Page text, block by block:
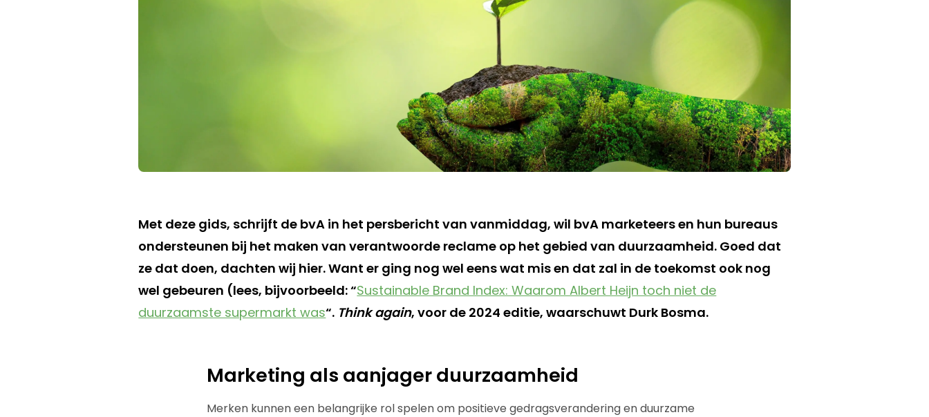
Met deze gids, schrijft de bvA in het persbericht van vanmiddag, wil bvA marketeers en hun bureaus
ondersteunen bij het maken van verantwoorde reclame op het gebied van duurzaamheid. Goed dat
ze dat doen, dachten wij hier. Want er ging nog wel eens wat mis en dat zal in de toekomst ook nog
wel gebeuren (lees, bijvoorbeeld: “Sustainable Brand Index: Waarom Albert Heijn toch niet de
duurzaamste supermarkt was“. Think again, voor de 2024 editie, waarschuwt Durk Bosma.
Marketing als aanjager duurzaamheid
Merken kunnen een belangrijke rol spelen om positieve gedragsverandering en duurzame